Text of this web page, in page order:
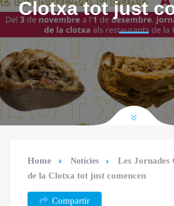
Clotxa tot just
Home Notícies
Les Jornades
de la Clotxa tot just comencen
Compartir